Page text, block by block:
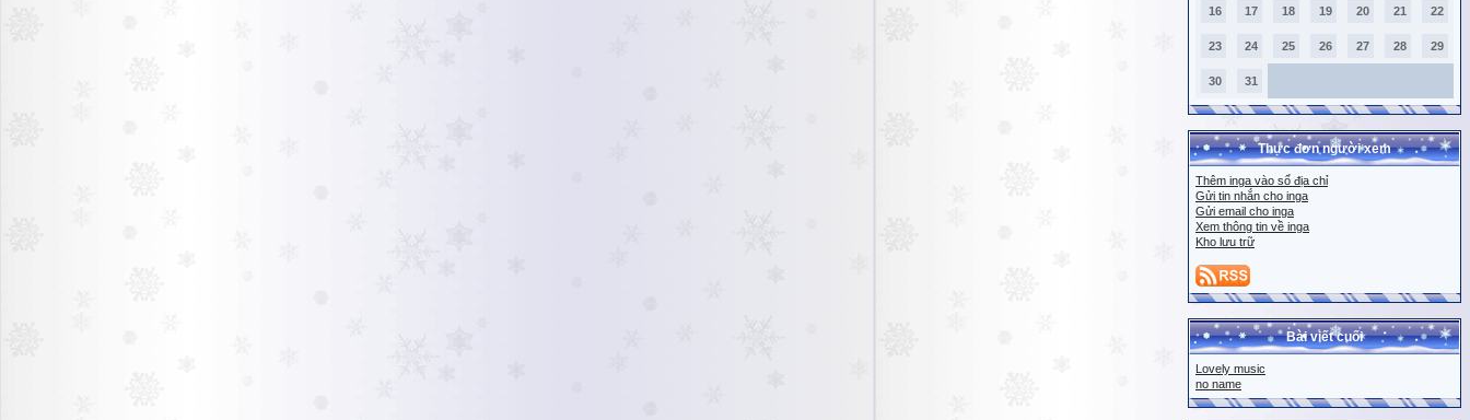
16 17 18 19 20 21 22
23 24 25 26 27 28 29
30 31
Thực đơn người xem
Thêm inga vào sổ địa chỉ
Gửi tin nhắn cho inga
Gửi email cho inga
Xem thông tin về inga
Kho lưu trữ
Bài viết cuối
Lovely music
no name